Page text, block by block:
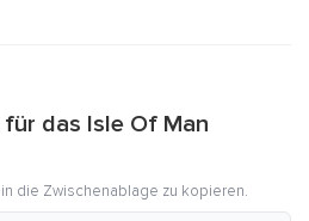
das Isle Of Man
die Zwischenablage zu kopieren.